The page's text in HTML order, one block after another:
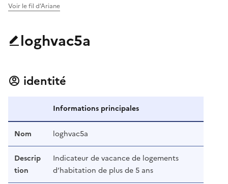
Voir le fil d’Ariane
loghvac5a
identité
Informations principales
Nom loghvac5a
Descrip
tion
Indicateur de vacance de logements
d’habitation de plus de 5 ans